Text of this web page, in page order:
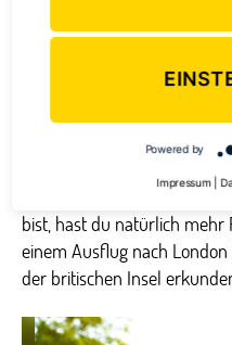
4. Lernen mit
Egal ob du 12 oder 17
mit Schülern in der
Unterricht haben und deine
Schüler zwischen 12 und
separaten Gebäude
bist, hast du natürlich mehr
einem Ausflug nach
der britischen Insel
Powered by
Impressum